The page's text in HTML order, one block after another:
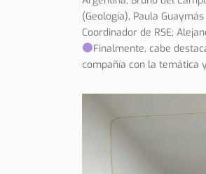
(Geología), Paula
Coordinador de RSE;
Finalmente, cabe
compañía con la temática